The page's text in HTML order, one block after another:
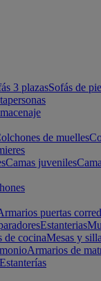
3 plazasSofás de
de muelles
Camas juveniles
puertas
Estanterias
de cocinaMesas y
Armarios de
Estanterías